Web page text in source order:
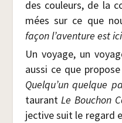
des cou­leurs, de la
mées sur ce que
façon l’aventure est ici
Un voyage, un
aus­si ce que pro­pose
Quelqu’un quelque
tau­rantLe Bou­chon
jec­tive suit le regard